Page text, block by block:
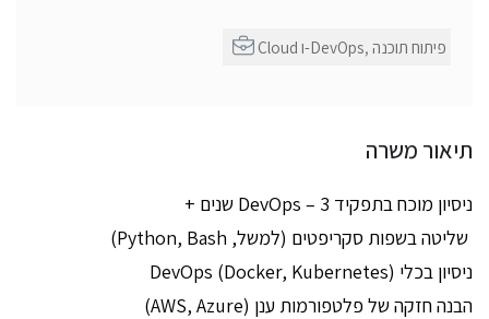
תיאור משרה
ניסיון מוכח בתפקיד DevOps – 3 שנים +
שליטה בשפות סקריפטים (למשל, Python, Bash)
ניסיון בכלי DevOps (Docker, Kubernetes)
הבנה חזקה של פלטפורמות ענן (AWS, Azure)